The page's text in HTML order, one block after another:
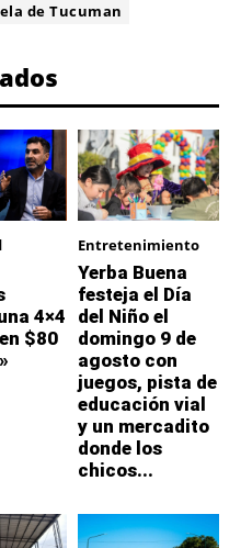
de Tucuman
4×4
$80
Entretenimiento
Yerba Buena
festeja el Día
del Niño el
domingo 9 de
agosto con
juegos, pista de
educación vial
y un mercadito
donde los
chicos...